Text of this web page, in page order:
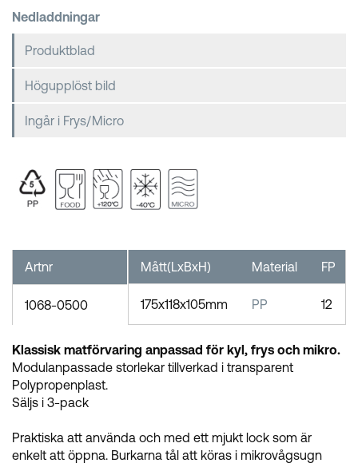
Nedladdningar
Produktblad
Högupplöst bild
Ingår i Frys/Micro
Mått(LxBxH) Material FP
175x118x105mm PP 12
Artnr
1068-0500
Klassisk matförvaring anpassad för kyl, frys och mikro.
Modulanpassade storlekar tillverkad i transparent
Polypropenplast.
Säljs i 3-pack
Praktiska att använda och med ett mjukt lock som är
enkelt att öppna. Burkarna tål att köras i mikrovågsugn